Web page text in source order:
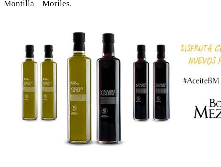
Montilla – Moriles.